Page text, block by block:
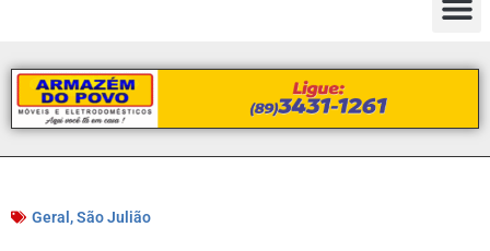
Geral ,São Julião